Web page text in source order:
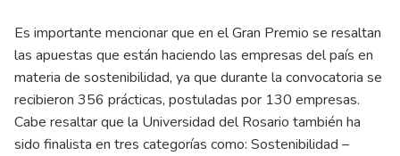
Es importante mencionar que en el Gran Premio se resaltan
las apuestas que están haciendo las empresas del país en
materia de sostenibilidad, ya que durante la convocatoria se
recibieron 356 prácticas, postuladas por 130 empresas.
Cabe resaltar que la Universidad del Rosario también ha
sido finalista en tres categorías como: Sostenibilidad –